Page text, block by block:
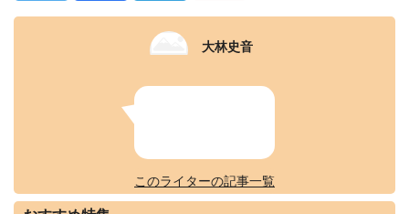
大林史音
このライターの記事一覧